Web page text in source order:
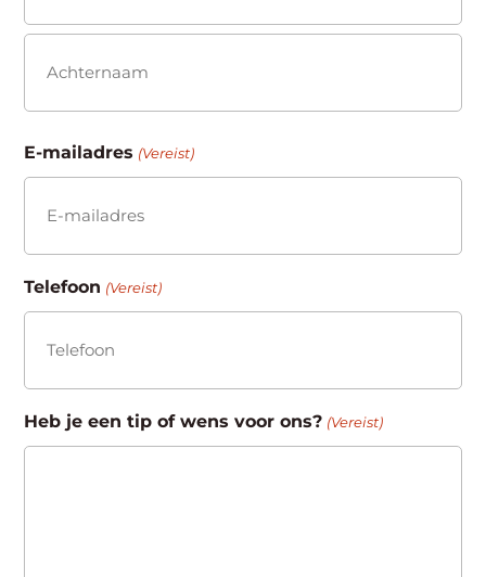
Voornaam
E-mailadres (Vereist)
Telefoon (Vereist)
Heb je een tip of wens voor ons? (Vereist)